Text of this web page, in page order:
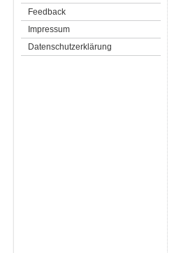
Feedback
Impressum
Datenschutzerklärung